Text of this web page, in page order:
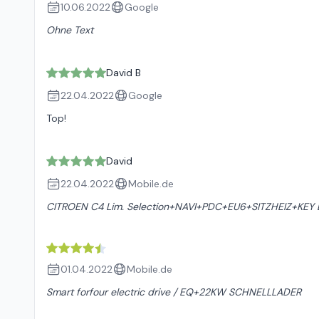
10.06.2022
Google
Ohne Text
David B
22.04.2022
Google
Top!
David
22.04.2022
Mobile.de
CITROEN C4 Lim. Selection+NAVI+PDC+EU6+SITZHEIZ+KEY
01.04.2022
Mobile.de
Smart forfour electric drive / EQ+22KW SCHNELLLADER